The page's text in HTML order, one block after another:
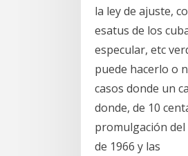
la ley de ajuste,
esatus de los
especular, etc
puede hacerlo o
casos donde un
donde, de 10
promulgación del
de 1966 y las